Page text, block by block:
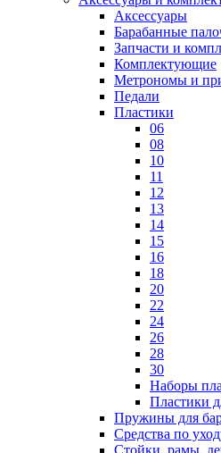
Аксессуары
Барабанные
Запчасти и
Комплектующие
Метрономы и
Педали
Пластики
06
08
10
11
12
13
14
15
16
18
20
22
24
26
28
30
Наборы
Пластики
Пружины для
Средства по
Стойки, рамы,